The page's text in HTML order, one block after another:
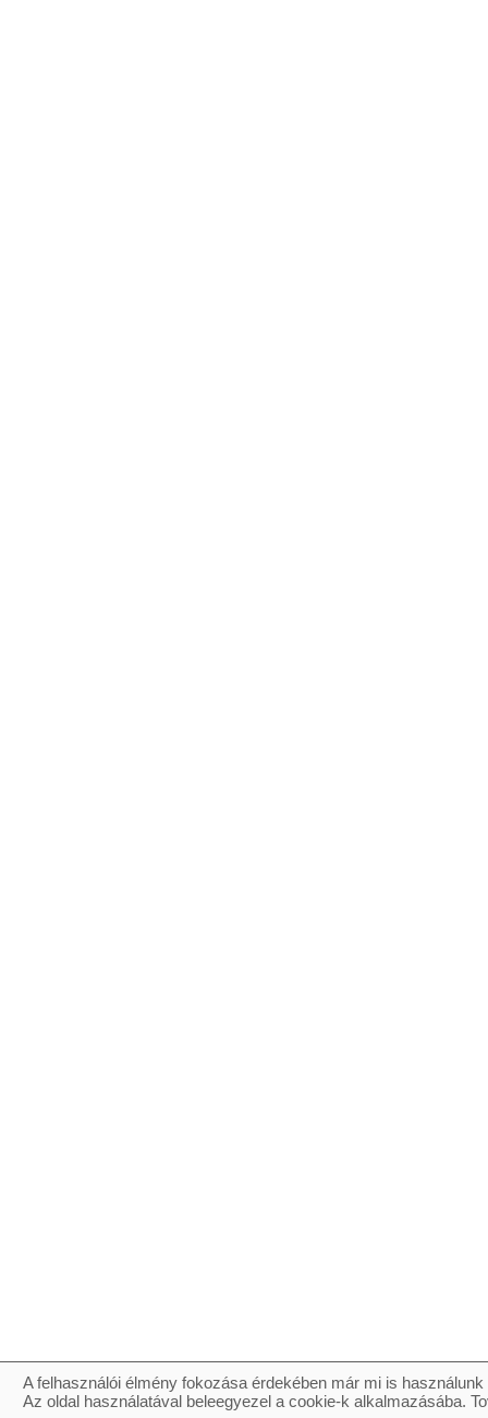
A felhasználói élmény fokozása érdekében már mi is
Az oldal használatával beleegyezel a cookie-k alkalmazásába.